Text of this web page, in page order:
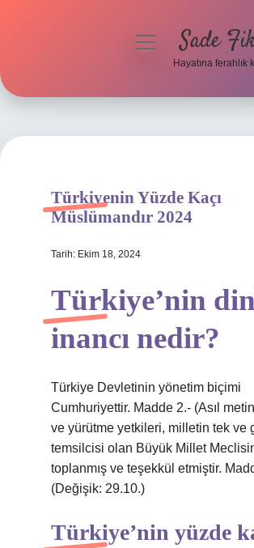
Hakkımızda
menüyüSade
Hayatına
Türkiyenin Yüzde Kaçı
Müslümandır 2024
Tarih: Ekim 18, 2024
Türkiye’nin
inancı nedir?
Türkiye Devletinin yönetim biçimi
Cumhuriyettir. Madde 2.- (Asıl
ve yürütme yetkileri, milletin tek ve
temsilcisi olan Büyük Millet
toplanmış ve teşekkül etmiştir.
(Değişik: 29.10.)
Türkiye’nin yüzde